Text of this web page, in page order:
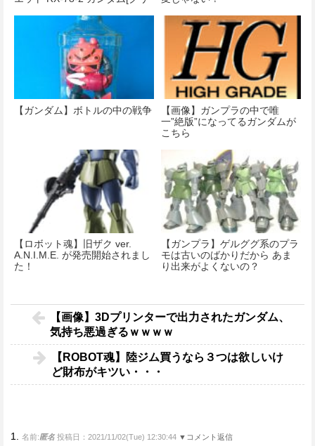
【ガンダム】ボトルの中の戦争
【画像】ガンプラの中で唯
一”絶版”になってるガンダムが
こちら
【ロボット魂】旧ザク ver.
A.N.I.M.E. が発売開始されまし
た！
【ガンプラ】ゲルググ系のプラ
モは古いのばかりだから あま
り出来がよくないの？
【画像】3Dプリンターで出力されたガンダム、
気持ち悪過ぎるｗｗｗｗ
【ROBOT魂】陸ジム買うなら３つは欲しいけ
ど財布がキツい・・・
1. 名前:匿名 投稿日：2021/11/02(Tue) 12:30:44 ▼コメント返信